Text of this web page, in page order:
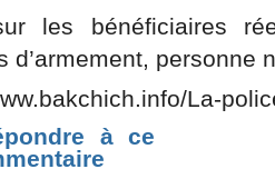
les bénéficiaires
d’armement, personne
La-